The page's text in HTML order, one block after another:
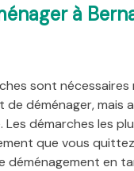
à
sont nécessaires
de déménager, mais
Les démarches les
que vous
déménagement en